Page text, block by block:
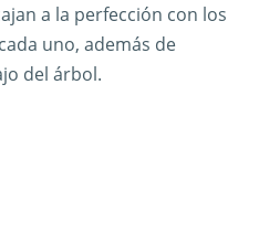
a la perfección con los
uno, además de
del árbol.